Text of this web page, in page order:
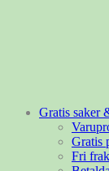
Gratis saker
Gratis
Fri